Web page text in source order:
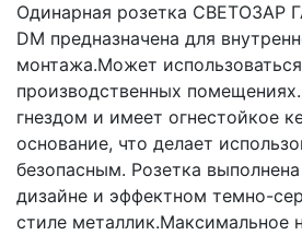
Одинарная розетка СВЕТОЗАР
DM предназначена для
монтажа.Может
производственных
гнездом и имеет огнестойкое
основание, что делает
безопасным. Розетка
дизайне и эффектном темно-
стиле металлик.Максимальное